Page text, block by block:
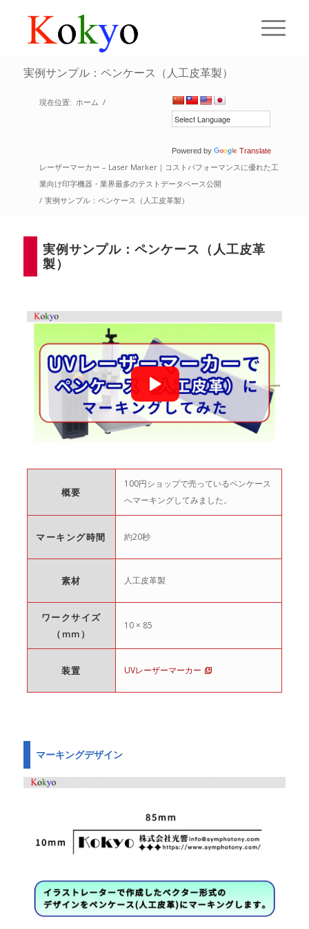
実例サンプル：ペンケース（人工皮革製）
Powered by Translate
現在位置: ホーム /
レーザーマーカー – Laser Marker｜コストパフォーマンスに優れた工
業向け印字機器・業界最多のテストデータベース公開
/ 実例サンプル：ペンケース（人工皮革製）
実例サンプル：ペンケース（人工皮革
製）
概要
100円ショップで売っているペンケース
へマーキングしてみました。
マーキング時間 約20秒
素材 人工皮革製
ワークサイズ
（mm）
10 × 85
装置 UVレーザーマーカー
マーキングデザイン